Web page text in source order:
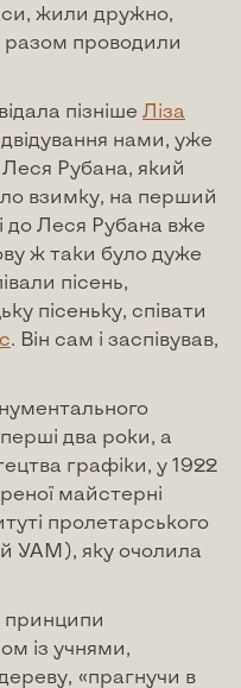
жили дружно,
проводили
пізніше Ліза
нами, уже
Рубана, який
взимку, на перший
до Леся Рубана вже
ж таки було дуже
пісень,
пісеньку, співати
. Він сам і заспівував,
два роки, а
графіки, у 1922
майстерні
пролетарського
УАМ), яку очолила
принципи
із учнями,
«прагнучи в